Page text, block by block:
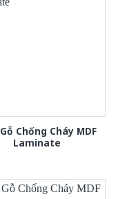
Chống Cháy MDF
Laminate